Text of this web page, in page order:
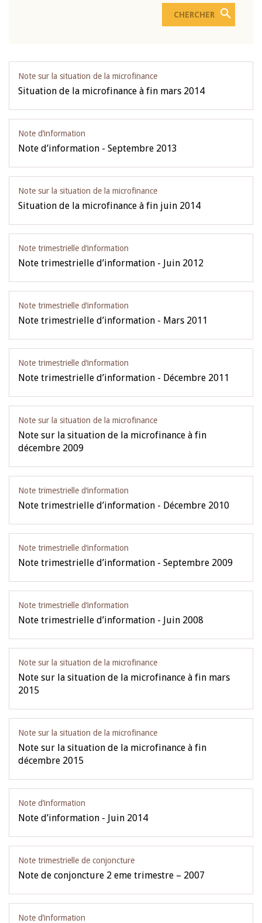
Note sur la situation de la microfinance
Situation de la microfinance à fin mars 2014
Note d’information
Note d’information - Septembre 2013
Note sur la situation de la microfinance
Situation de la microfinance à fin juin 2014
Note trimestrielle d‘information
Note trimestrielle d’information - Juin 2012
Note trimestrielle d‘information
Note trimestrielle d’information - Mars 2011
Note trimestrielle d‘information
Note trimestrielle d’information - Décembre 2011
Note sur la situation de la microfinance
Note sur la situation de la microfinance à fin
décembre 2009
Note trimestrielle d‘information
Note trimestrielle d’information - Décembre 2010
Note trimestrielle d‘information
Note trimestrielle d’information - Septembre 2009
Note trimestrielle d‘information
Note trimestrielle d’information - Juin 2008
Note sur la situation de la microfinance
Note sur la situation de la microfinance à fin mars
2015
Note sur la situation de la microfinance
Note sur la situation de la microfinance à fin
décembre 2015
Note d’information
Note d’information - Juin 2014
Note trimestrielle de conjoncture
Note de conjoncture 2 eme trimestre – 2007
Note d’information